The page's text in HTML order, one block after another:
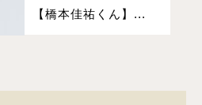
【橋本佳祐くん】...